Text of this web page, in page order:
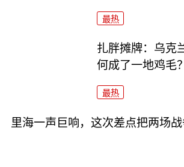
最热
扎胖摊牌：乌克
何成了一地鸡毛？
最热
里海一声巨响，这次差点把两场战